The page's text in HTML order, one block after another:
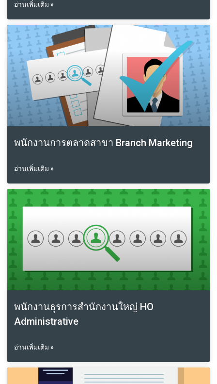
อ่านเพิ่มเติม »
พนักงานการตลาดสาขา Branch Marketing
อ่านเพิ่มเติม »
พนักงานธุรการสำนักงานใหญ่ HO
Administrative
อ่านเพิ่มเติม »